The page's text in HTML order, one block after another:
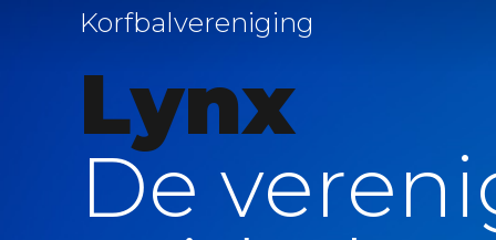
Korfbalvereniging
Lynx
De